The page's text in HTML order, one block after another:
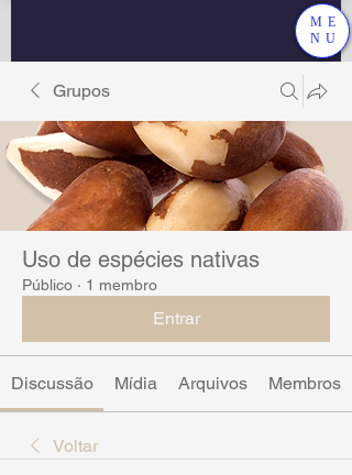
ME
NU
Grupos
Uso de espécies nativas
Público · 1 membro
Entrar
Discussão Mídia Arquivos Membros
Voltar